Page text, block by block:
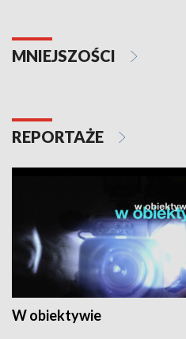
MNIEJSZOŚCI
REPORTAŻE
W obiektywie